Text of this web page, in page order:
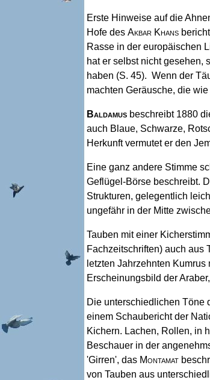
Erste Hinweise auf die
Hofe des Akbar Khans
Rasse in der europäischen
hat er selbst nicht gesehen,
haben (S. 45). Wenn der
machten Geräusche, die
Baldamus beschreibt 1880
auch Blaue, Schwarze,
Herkunft vermutet er den
Eine ganz andere Stimme
Geflügel-Börse beschreibt.
Strukturen, gelegentlich
ungefähr in der Mitte
Tauben mit einer
Fachzeitschriften) auch aus
letzten Jahrzehnten
Erscheinungsbild der
Die unterschiedlichen Töne
einem Schaubericht der
Kichern. Lachen, Rollen, in
Beschauer in der
'Girren', das Montamat
von Tauben aus